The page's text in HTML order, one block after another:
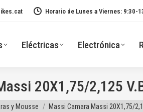
Horario de Lunes a Viernes: 9:30-
Eléctricas Electrónica
20X1,75/2,125
y Mousse Massi Camara Massi 20X1,75/